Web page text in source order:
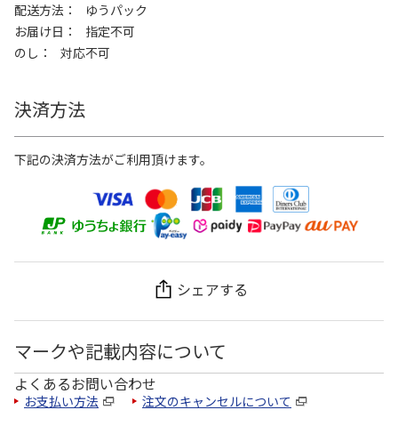
配送方法
ゆうパック
お届け日
指定不可
のし
対応不可
決済方法
下記の決済方法がご利用頂けます。
シェアする
マークや記載内容について
よくあるお問い合わせ
お支払い方法 注文のキャンセルについて